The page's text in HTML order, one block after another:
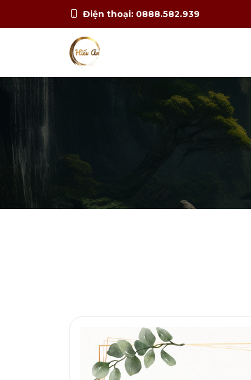
Điện thoại: 0888.582.939